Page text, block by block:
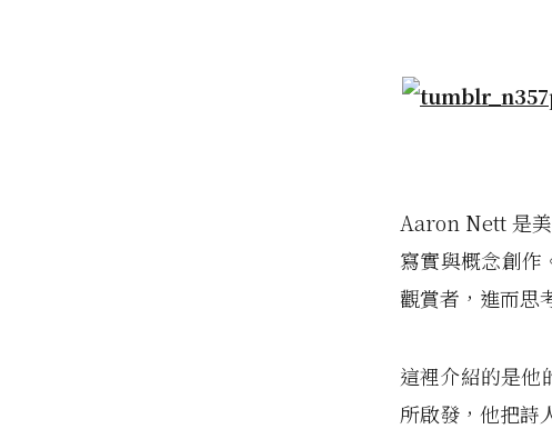
Aaron Nett​ 是
寫實與概念創作
觀賞者，進而思
這裡介紹的是
所啟發，他把詩